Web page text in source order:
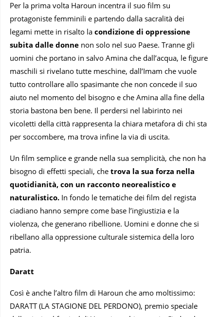
Per la prima volta Haroun incentra il suo film su
protagoniste femminili e partendo dalla sacralità dei
legami mette in risalto la condizione di oppressione
subita dalle donne non solo nel suo Paese. Tranne gli
uomini che portano in salvo Amina che dall’acqua, le figure
maschili si rivelano tutte meschine, dall’Imam che vuole
tutto controllare allo spasimante che non concede il suo
aiuto nel momento del bisogno e che Amina alla fine della
storia bastona ben bene. Il perdersi nel labirinto nei
vicoletti della città rappresenta la chiara metafora di chi sta
per soccombere, ma trova infine la via di uscita.
Un film semplice e grande nella sua semplicità, che non ha
bisogno di effetti speciali, che trova la sua forza nella
quotidianità, con un racconto neorealistico e
naturalistico. In fondo le tematiche dei film del regista
ciadiano hanno sempre come base l’ingiustizia e la
violenza, che generano ribellione. Uomini e donne che si
ribellano alla oppressione culturale sistemica della loro
patria.
Daratt
Così è anche l’altro film di Haroun che amo moltissimo:
DARATT (LA STAGIONE DEL PERDONO), premio speciale